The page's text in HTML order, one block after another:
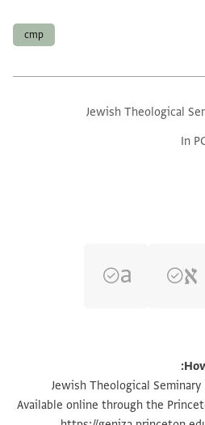
cmp
Jewish Theological
In
הגדל וסובב
Jewish Theological Seminary
Available online through the